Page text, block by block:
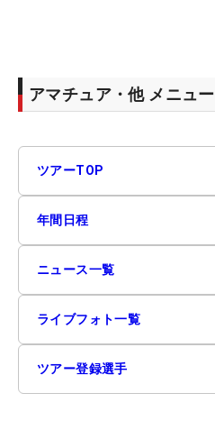
アマチュア・他 メニュー
ツアーTOP
年間日程
ニュース一覧
ライブフォト一覧
ツアー登録選手